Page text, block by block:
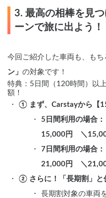
3. 最高の相棒を見
ーンで旅に出よう！
今回ご紹介した車両も、もち
ン」 の対象です！
特典：5日間（120時間）以
額！
① まず、Carstayから【
5日間利用の場合：
15,000円　＼
7日間利用の場合：
21,000円　＼
② さらに！「長期割」と
長期割対象の車両